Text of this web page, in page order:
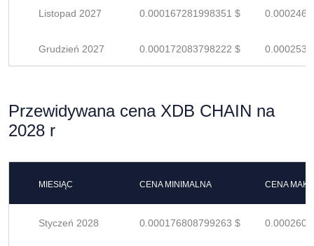
Listopad 2027 0.000167281998351 $
Grudzień 2027 0.000172083798222 $
Przewidywana cena XDB CHAIN na
2028 r
MIESIĄC CENA MINIMALNA CENA
Styczeń 2028 0.000176808799263 $